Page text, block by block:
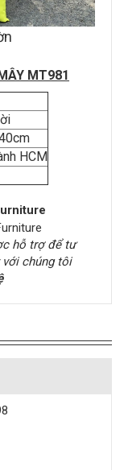
MT981
HCM
hỗ trợ để tư
với chúng tôi